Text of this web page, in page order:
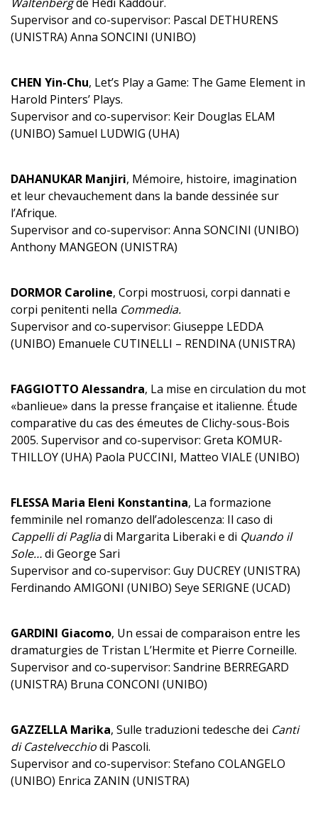
Supervisor and co-supervisor: Pascal DETHURENS
(UNISTRA) Anna SONCINI (UNIBO)
CHEN Yin-Chu, Let’s Play a Game: The Game Element in
Harold Pinters’ Plays.
Supervisor and co-supervisor: Keir Douglas ELAM
(UNIBO) Samuel LUDWIG (UHA)
DAHANUKAR Manjiri, Mémoire, histoire, imagination
et leur chevauchement dans la bande dessinée sur
l’Afrique.
Supervisor and co-supervisor: Anna SONCINI (UNIBO)
Anthony MANGEON (UNISTRA)
DORMOR Caroline, Corpi mostruosi, corpi dannati e
corpi penitenti nella Commedia.
Supervisor and co-supervisor: Giuseppe LEDDA
(UNIBO) Emanuele CUTINELLI – RENDINA (UNISTRA)
FAGGIOTTO Alessandra, La mise en circulation du mot
«banlieue» dans la presse française et italienne. Étude
comparative du cas des émeutes de Clichy-sous-Bois
2005. Supervisor and co-supervisor: Greta KOMUR-
THILLOY (UHA) Paola PUCCINI, Matteo VIALE (UNIBO)
FLESSA Maria Eleni Konstantina, La formazione
femminile nel romanzo dell’adolescenza: Il caso di
Cappelli di Pagliadi Margarita Liberaki e di Quando il
Sole…di George Sari
Supervisor and co-supervisor: Guy DUCREY (UNISTRA)
Ferdinando AMIGONI (UNIBO) Seye SERIGNE (UCAD)
GARDINI Giacomo, Un essai de comparaison entre les
dramaturgies de Tristan L’Hermite et Pierre Corneille.
Supervisor and co-supervisor: Sandrine BERREGARD
(UNISTRA) Bruna CONCONI (UNIBO)
GAZZELLA Marika, Sulle traduzioni tedesche dei Canti
di Castelvecchiodi Pascoli.
Supervisor and co-supervisor: Stefano COLANGELO
(UNIBO) Enrica ZANIN (UNISTRA)